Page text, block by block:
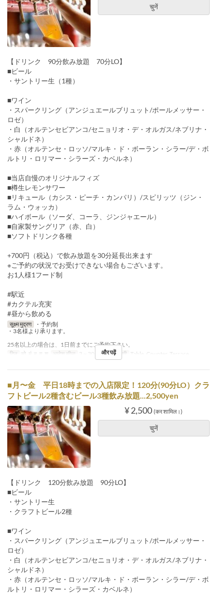
चुनें
【ドリンク 90分飲み放題 70分LO】
■ビール
・サントリー生（1種）
■ワイン
・スパークリング（アンジュエールブリュット/ポールメッサー・
ロゼ）
・白（オルテンセビアンコ/セニョリオ・デ・オルガス/ネブリナ・
シャルドネ）
・赤（オルテンセ・ロッソ/マルキ・ド・ボーラン・シラー/デ・ボ
ルトリ・ロリマー・シラーズ・カベルネ）
■当店自慢のオリジナルフィズ
■樽生レモンサワー
■リキュール（カシス・ピーチ・カンパリ）/スピリッツ（ジン・
ラム・ウォッカ）
■ハイボール（ソーダ、コーラ、ジンジャエール）
■自家製サングリア（赤、白）
■ソフトドリンク各種
+700円（税込）で飲み放題を30分延長出来ます
※ご予約の状況でお受けできない場合もございます。
お1人様1フード制
#駅近
#カクテル充実
#昼から飲める
सूक्ष्म मुद्रण
・予約制
・3名様より承ります。
25名以上の場合は、1日前までにご予約下さい。
दिन
सो, मं, बु, गु, शु आदेश सीमा 3 ~ 30 सीट की श्रेणी Table, Counter, Terrace
और पढ़ें
■月〜金 平日18時までの入店限定！120分(90分LO）クラ
フトビール2種含むビール3種飲み放題...2,500yen
¥ 2,500 (कर शामिल।)
चुनें
【ドリンク 120分飲み放題 90分LO】
■ビール
・サントリー生
・クラフトビール2種
■ワイン
・スパークリング（アンジュエールブリュット/ポールメッサー・
ロゼ）
・白（オルテンセビアンコ/セニョリオ・デ・オルガス/ネブリナ・
シャルドネ）
・赤（オルテンセ・ロッソ/マルキ・ド・ボーラン・シラー/デ・ボ
ルトリ・ロリマー・シラーズ・カベルネ）